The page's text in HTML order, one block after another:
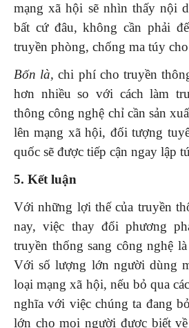
mạng xã hội sẽ nhìn thấy nội
bất cứ đâu, không cần phải
truyền phòng, chống ma túy
Bốn là,chi phí cho truyền
hơn nhiều so với cách làm
thông công nghệ chỉ cần sản
lên mạng xã hội, đối tượng
quốc sẽ được tiếp cận ngay lập
5. Kết luận
Với những lợi thế của truyền
nay, việc thay đổi phương
truyền thống sang công nghệ
Với số lượng lớn người dùng
loại mạng xã hội, nếu bỏ qua
nghĩa với việc chúng ta đang
lớn cho mọi người được biết